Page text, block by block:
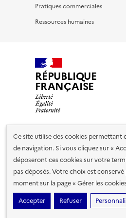
Ce site utilise des cookies
de navigation. Si vous cliquez sur «
déposeront ces cookies sur votre
pas déposés. Votre choix est
moment sur la page « Gérer les
Accepter
Refuser
Pratiques commerciales
Ressources humaines
RÉPUBLIQUE
FRANÇAISE
Nos partenaires
Plan du site Accessibilité :
cookies
Paramètres